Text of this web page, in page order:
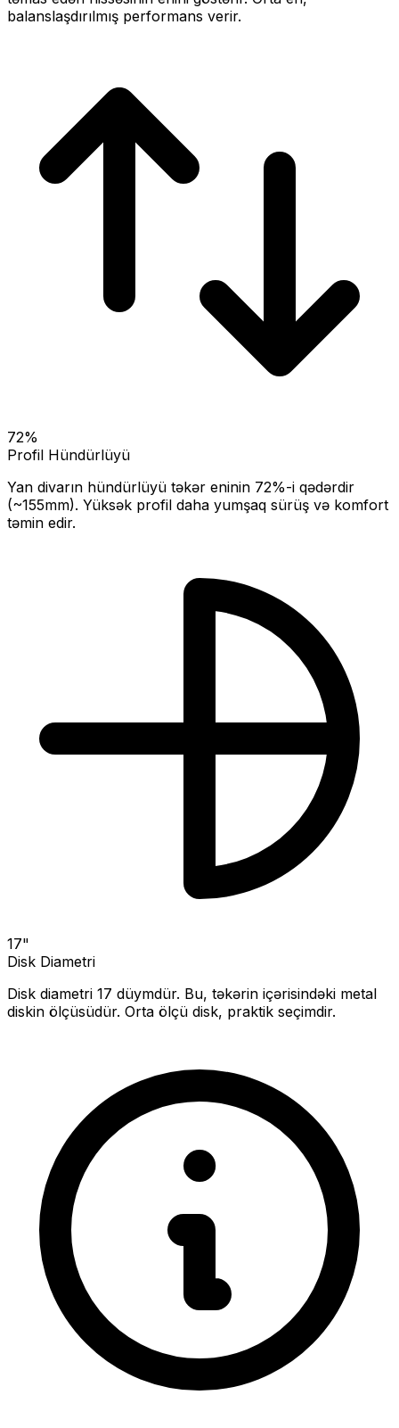
balanslaşdırılmış performans verir.
72%
Profil Hündürlüyü
Yan divarın hündürlüyü təkər eninin 72%-i qədərdir
(~155mm). Yüksək profil daha yumşaq sürüş və komfort
təmin edir.
17"
Disk Diametri
Disk diametri 17 düymdür. Bu, təkərin içərisindəki metal
diskin ölçüsüdür. Orta ölçü disk, praktik seçimdir.